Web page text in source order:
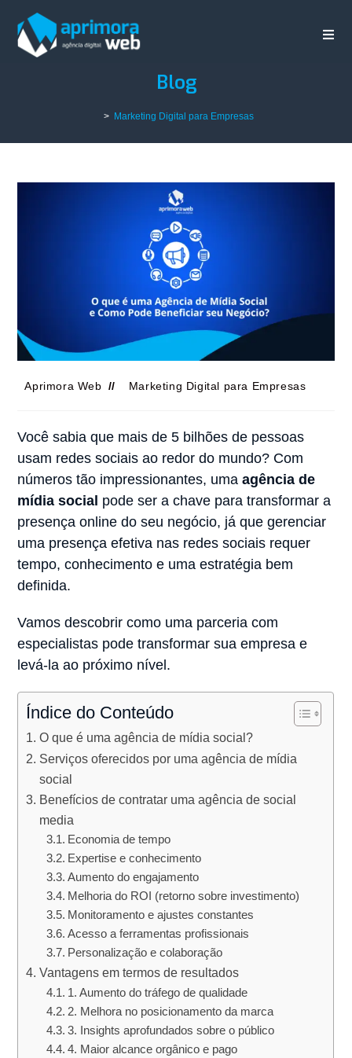
Blog
> Marketing Digital para Empresas
Aprimora Web Marketing Digital para Empresas
Você sabia que mais de 5 bilhões de pessoas
usam redes sociais ao redor do mundo? Com
números tão impressionantes, umaagência de
mídia social pode ser a chave para transformar a
presença online do seu negócio, já que gerenciar
uma presença efetiva nas redes sociais requer
tempo, conhecimento e uma estratégia bem
definida.
Vamos descobrir como uma parceria com
especialistas pode transformar sua empresa e
levá-la ao próximo nível.
Índice do Conteúdo
O que é uma agência de mídia social?
Serviços oferecidos por uma agência de mídia
social
Benefícios de contratar uma agência de social
media
Economia de tempo
Expertise e conhecimento
Aumento do engajamento
Melhoria do ROI (retorno sobre investimento)
Monitoramento e ajustes constantes
Acesso a ferramentas profissionais
Personalização e colaboração
Vantagens em termos de resultados
1. Aumento do tráfego de qualidade
2. Melhora no posicionamento da marca
3. Insights aprofundados sobre o público
4. Maior alcance orgânico e pago